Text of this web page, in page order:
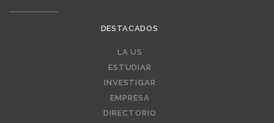
DESTACADOS
LA US
ESTUDIAR
INVESTIGAR
EMPRESA
DIRECTORIO